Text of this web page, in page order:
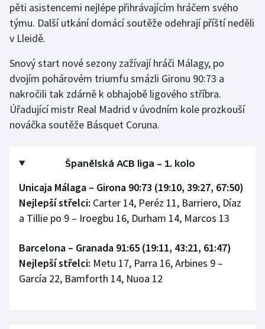
Rychlostní kanoistika
Short track
Sportovní střelba
Stolní tenis
Triatlon
Volejbal
pěti asistencemi nejlépe přihrávajícím hráčem svého
týmu. Další utkání domácí soutěže odehrají příští neděli
v Lleidě.
Snový start nové sezony zažívají hráči Málagy, po
dvojím pohárovém triumfu smázli Gironu 90:73 a
nakročili tak zdárně k obhajobě ligového stříbra.
Úřadující mistr Real Madrid v úvodním kole prozkouší
nováčka soutěže Básquet Coruna.
Španělská ACB liga – 1. kolo
Unicaja Málaga – Girona 90:73 (19:10, 39:27, 67:50)
Nejlepší střelci: Carter 14, Peréz 11, Barriero, Díaz
a Tillie po 9 – Iroegbu 16, Durham 14, Marcos 13
Barcelona – Granada 91:65 (19:11, 43:21, 61:47)
Nejlepší střelci: Metu 17, Parra 16, Arbines 9 –
García 22, Bamforth 14, Nuoa 12